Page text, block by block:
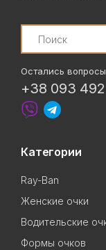
Search
Остались
+38 093
Категории
Ray-Ban
Женские очки
Водительские
Формы очков